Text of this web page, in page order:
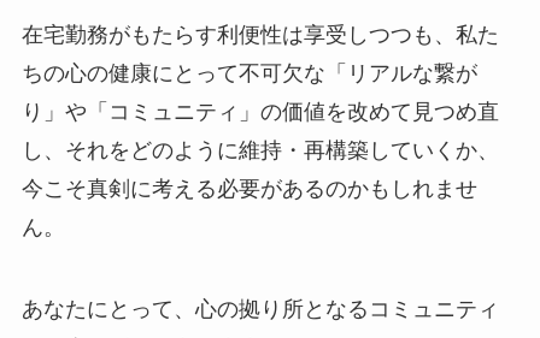
在宅勤務がもたらす利便性は享受しつつも、私た
ちの心の健康にとって不可欠な「リアルな繋が
り」や「コミュニティ」の価値を改めて見つめ直
し、それをどのように維持・再構築していくか、
今こそ真剣に考える必要があるのかもしれませ
ん。
あなたにとって、心の拠り所となるコミュニティ